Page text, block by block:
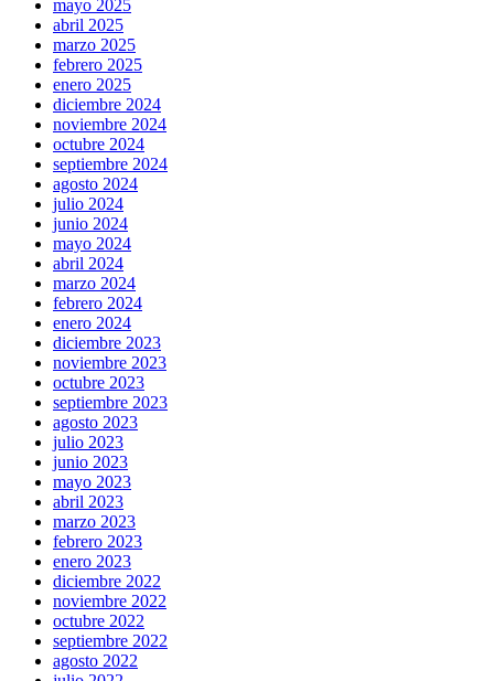
mayo 2025
abril 2025
marzo 2025
febrero 2025
enero 2025
diciembre 2024
noviembre 2024
octubre 2024
septiembre 2024
agosto 2024
julio 2024
junio 2024
mayo 2024
abril 2024
marzo 2024
febrero 2024
enero 2024
diciembre 2023
noviembre 2023
octubre 2023
septiembre 2023
agosto 2023
julio 2023
junio 2023
mayo 2023
abril 2023
marzo 2023
febrero 2023
enero 2023
diciembre 2022
noviembre 2022
octubre 2022
septiembre 2022
agosto 2022